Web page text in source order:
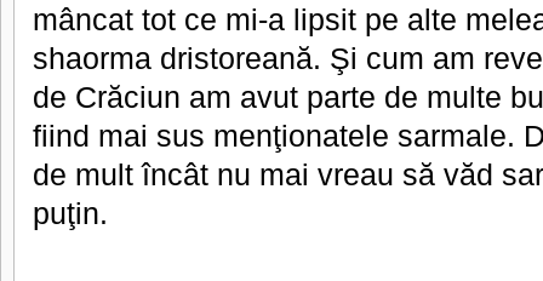
mâncat tot ce mi-a lipsit pe alte
shaorma dristoreană. Şi cum am
de Crăciun am avut parte de multe
fiind mai sus menţionatele sarmale.
de mult încât nu mai vreau să văd
puţin.